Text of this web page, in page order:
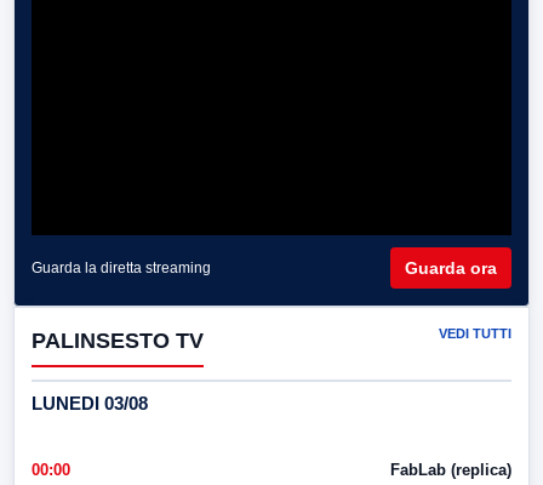
Guarda la diretta streaming Guarda ora
PALINSESTO TV VEDI TUTTI
LUNEDI 03/08
00:00 FabLab (replica)